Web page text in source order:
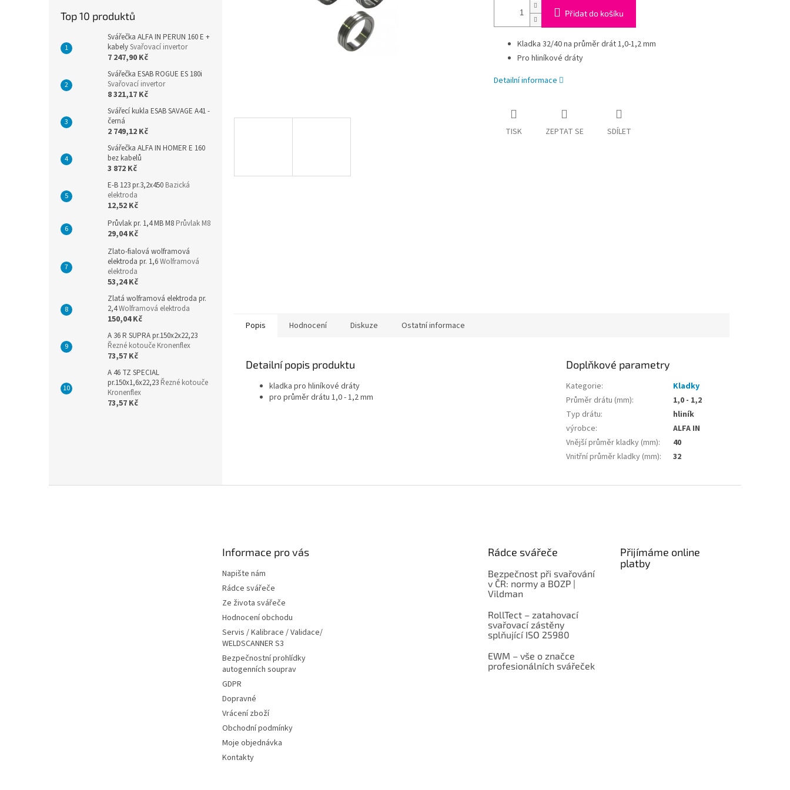
Top 10 produktů
Svářečka ALFA IN PERUN 160 E +
kabelySvařovací invertor
7 247,90 Kč
Svářečka ESAB ROGUE ES 180i
Svařovací invertor
8 321,17 Kč
Svářecí kukla ESAB SAVAGE A41 -
černá
2 749,12 Kč
Svářečka ALFA IN HOMER E 160
bez kabelů
3 872 Kč
E-B 123 pr.3,2x450 Bazická
elektroda
12,52 Kč
Průvlak pr. 1,4 MB M8 Průvlak M8
29,04 Kč
Zlato-fialová wolframová
elektroda pr. 1,6Wolframová
elektroda
53,24 Kč
Zlatá wolframová elektroda pr.
2,4Wolframová elektroda
150,04 Kč
A 36 R SUPRA pr.150x2x22,23
Řezné kotouče Kronenflex
73,57 Kč
A 46 TZ SPECIAL
pr.150x1,6x22,23 Řezné kotouče
Kronenflex
73,57 Kč
Přidat do košíku
Kladka 32/40 na průměr drát 1,0-1,2 mm
Pro hliníkové dráty
Detailní informace
TISK ZEPTAT SE SDÍLET
Popis Hodnocení Diskuze Ostatní informace
Detailní popis produktu
kladka pro hliníkové dráty
pro průměr drátu 1,0 - 1,2 mm
Doplňkové parametry
Kategorie:
Kladky
Průměr drátu (mm):
1,0 - 1,2
Typ drátu:
hliník
výrobce:
ALFA IN
Vnější průměr kladky (mm):
40
Vnitřní průměr kladky (mm): 32
Informace pro vás
Napište nám
Rádce svářeče
Ze života svářeče
Hodnocení obchodu
Servis / Kalibrace / Validace/
WELDSCANNER S3
Bezpečnostní prohlídky
autogenních souprav
GDPR
Dopravné
Vrácení zboží
Obchodní podmínky
Moje objednávka
Kontakty
Rádce svářeče
Bezpečnost při svařování
v ČR: normy a BOZP |
Vildman
RollTect – zatahovací
svařovací zástěny
splňující ISO 25980
EWM – vše o značce
profesionálních svářeček
Přijímáme online
platby